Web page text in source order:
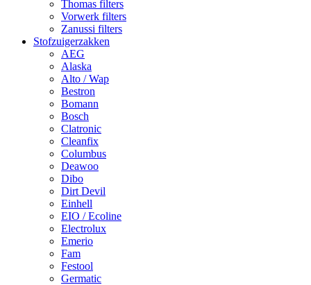
Thomas filters
Vorwerk filters
Zanussi filters
Stofzuigerzakken
AEG
Alaska
Alto / Wap
Bestron
Bomann
Bosch
Clatronic
Cleanfix
Columbus
Deawoo
Dibo
Dirt Devil
Einhell
EIO / Ecoline
Electrolux
Emerio
Fam
Festool
Germatic